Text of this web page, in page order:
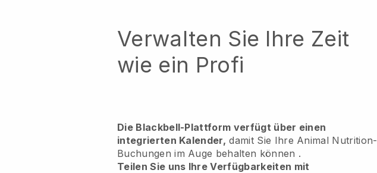
Verwalten Sie Ihre Zeit
wie ein Profi
Die Blackbell-Plattform verfügt über einen
integrierten Kalender, damit Sie Ihre Animal Nutrition-
Buchungen im Auge behalten können .
Teilen Sie uns Ihre Verfügbarkeiten mit